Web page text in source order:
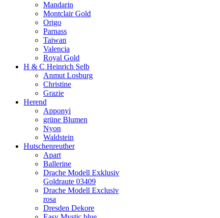
Mandarin
Montclair Gold
Origo
Parnass
Taiwan
Valencia
Royal Gold
H & C Heinrich Selb
Anmut Losburg
Christine
Grazie
Herend
Apponyi
grüne Blumen
Nyon
Waldstein
Hutschenreuther
Apart
Ballerine
Drache Modell Exklusiv
Goldraute 03409
Drache Modell Exclusiv
rosa
Dresden Dekore